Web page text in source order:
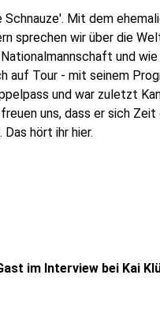
Mit dem
sprechen wir über die
und
auf Tour - mit seinem
und war zuletzt
uns, dass er sich
hört ihr hier.
im Interview bei Kai